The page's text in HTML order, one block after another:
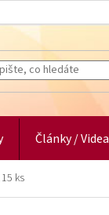
Články / Videa
ks